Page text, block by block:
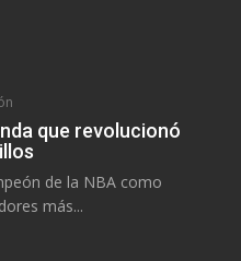
que revolucionó
de la NBA como
más...